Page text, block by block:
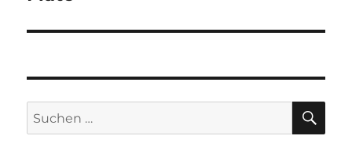
Suchen
nach: